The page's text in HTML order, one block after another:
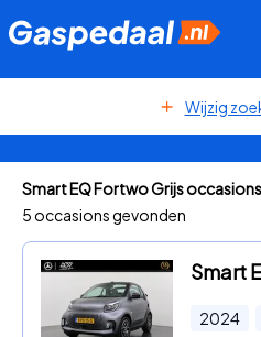
Wijzig
Smart EQ Fortwo Grijs occasions
5 occasions gevonden
2024